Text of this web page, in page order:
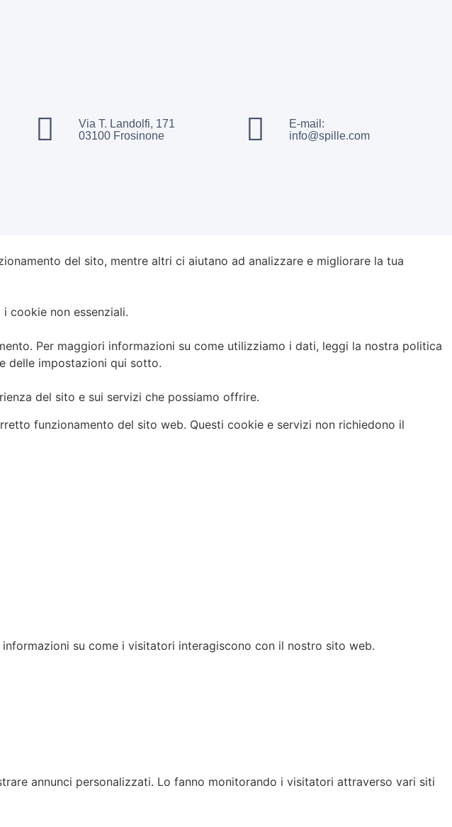
Via T. Landolfi, 171
03100 Frosinone
E-mail:
info@spille.com
del sito, mentre altri ci aiutano ad analizzare e migliorare la tua
cookie non essenziali.
Per maggiori informazioni su come utilizziamo i dati, leggi la nostra politica
delle impostazioni qui sotto.
del sito e sui servizi che possiamo offrire.
funzionamento del sito web. Questi cookie e servizi non richiedono il
su come i visitatori interagiscono con il nostro sito web.
annunci personalizzati. Lo fanno monitorando i visitatori attraverso vari siti